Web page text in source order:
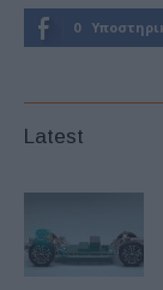
0
Latest